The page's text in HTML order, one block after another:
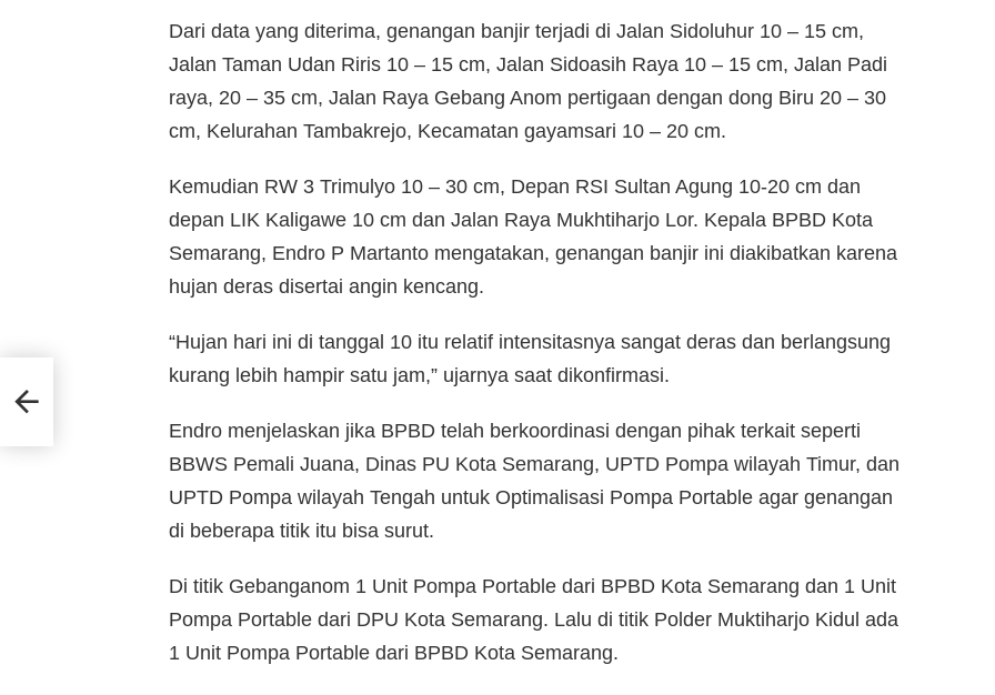
Dari data yang diterima, genangan banjir terjadi di Jalan Sidoluhur 10 – 15 cm,
Jalan Taman Udan Riris 10 – 15 cm, Jalan Sidoasih Raya 10 – 15 cm, Jalan Padi
raya, 20 – 35 cm, Jalan Raya Gebang Anom pertigaan dengan dong Biru 20 – 30
cm, Kelurahan Tambakrejo, Kecamatan gayamsari 10 – 20 cm.
Kemudian RW 3 Trimulyo 10 – 30 cm, Depan RSI Sultan Agung 10-20 cm dan
depan LIK Kaligawe 10 cm dan Jalan Raya Mukhtiharjo Lor. Kepala BPBD Kota
Semarang, Endro P Martanto mengatakan, genangan banjir ini diakibatkan karena
hujan deras disertai angin kencang.
“Hujan hari ini di tanggal 10 itu relatif intensitasnya sangat deras dan berlangsung
kurang lebih hampir satu jam,” ujarnya saat dikonfirmasi.
Endro menjelaskan jika BPBD telah berkoordinasi dengan pihak terkait seperti
BBWS Pemali Juana, Dinas PU Kota Semarang, UPTD Pompa wilayah Timur, dan
UPTD Pompa wilayah Tengah untuk Optimalisasi Pompa Portable agar genangan
di beberapa titik itu bisa surut.
Di titik Gebanganom 1 Unit Pompa Portable dari BPBD Kota Semarang dan 1 Unit
Pompa Portable dari DPU Kota Semarang. Lalu di titik Polder Muktiharjo Kidul ada
1 Unit Pompa Portable dari BPBD Kota Semarang.